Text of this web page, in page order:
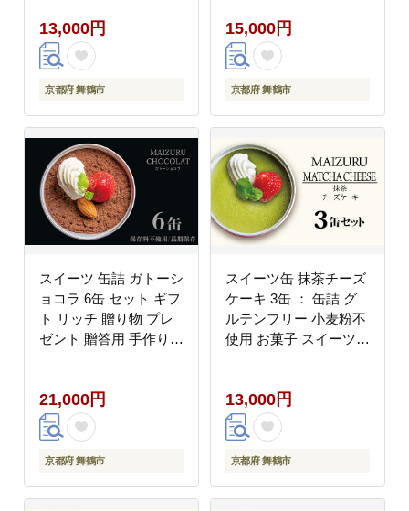
全 無添加 お歳暮 クリ
スマス バレンタイン 有
精卵 厳選 スイス クー
ベル チュール チョコ
13,000円
京都府 舞鶴市
全 無添加 お歳暮 クリ
スマス バレンタイン 有
精卵 厳選 スイス クー
ベル チュール チョコ
15,000円
京都府 舞鶴市
スイーツ 缶詰 ガトーシ
ョコラ 6缶 セット ギフ
ト リッチ 贈り物 プレ
ゼント 贈答用 手作り
全 無添加 お歳暮 クリ
スマス バレンタイン 有
精卵 厳選 スイス クー
ベル チュール チョコ
21,000円
京都府 舞鶴市
スイーツ缶 抹茶チーズ
ケーキ 3缶 ： 缶詰 グ
ルテンフリー 小麦粉不
使用 お菓子 スイーツ
保存料無添加 長期保存
ケーキ 京都 贈答 贈り
物 プレゼント ギフト
お祝い 結婚 慶事 お歳
トデー
13,000円
京都府 舞鶴市